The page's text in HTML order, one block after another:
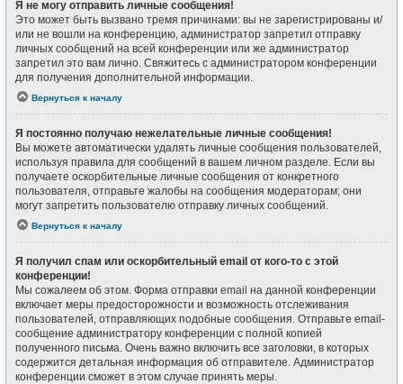
Я не могу отправить личные сообщения!
Это может быть вызвано тремя причинами: вы не зарегистрированы и/
или не вошли на конференцию, администратор запретил отправку
личных сообщений на всей конференции или же администратор
запретил это вам лично. Свяжитесь с администратором конференции
для получения дополнительной информации.
Вернуться к началу
Я постоянно получаю нежелательные личные сообщения!
Вы можете автоматически удалять личные сообщения пользователей,
используя правила для сообщений в вашем личном разделе. Если вы
получаете оскорбительные личные сообщения от конкретного
пользователя, отправьте жалобы на сообщения модераторам; они
могут запретить пользователю отправку личных сообщений.
Вернуться к началу
Я получил спам или оскорбительный email от кого-то с этой
конференции!
Мы сожалеем об этом. Форма отправки email на данной конференции
включает меры предосторожности и возможность отслеживания
пользователей, отправляющих подобные сообщения. Отправьте email-
сообщение администратору конференции с полной копией
полученного письма. Очень важно включить все заголовки, в которых
содержится детальная информация об отправителе. Администратор
конференции сможет в этом случае принять меры.